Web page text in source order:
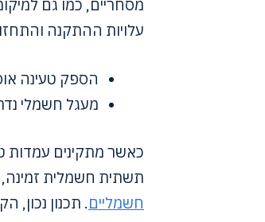
מסחריים, כמו גם
עלויות ההתקנה
הספק טעינה אופייני: 50 עד
מעגל חשמלי נדרש: 480 עד
כאשר מתקינים עמדות
תשתית חשמלית זמינה,
חשמליים. תכנון נכון,